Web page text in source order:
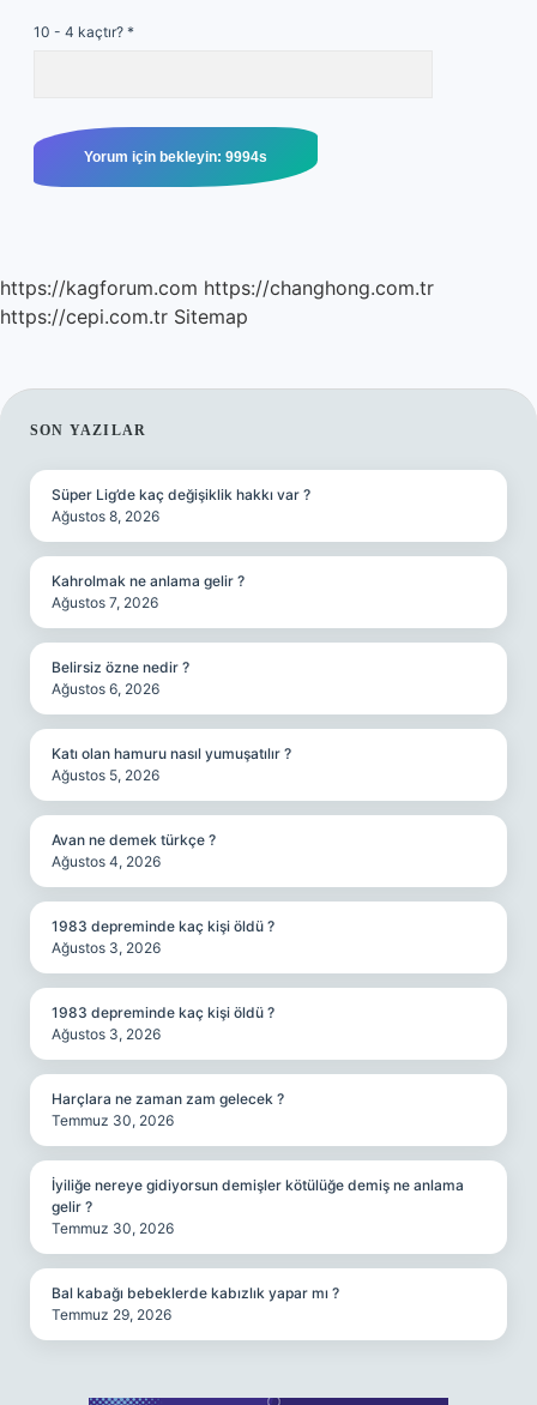
10 - 4 kaçtır? *
https://kagforum.com https://changhong.com.tr
https://cepi.com.tr Sitemap
SIDEBAR
SON YAZILAR
Süper Lig’de kaç değişiklik hakkı var ?
Ağustos 8, 2026
Kahrolmak ne anlama gelir ?
Ağustos 7, 2026
Belirsiz özne nedir ?
Ağustos 6, 2026
Katı olan hamuru nasıl yumuşatılır ?
Ağustos 5, 2026
Avan ne demek türkçe ?
Ağustos 4, 2026
1983 depreminde kaç kişi öldü ?
Ağustos 3, 2026
1983 depreminde kaç kişi öldü ?
Ağustos 3, 2026
Harçlara ne zaman zam gelecek ?
Temmuz 30, 2026
İyiliğe nereye gidiyorsun demişler kötülüğe demiş ne anlama
gelir ?
Temmuz 30, 2026
Bal kabağı bebeklerde kabızlık yapar mı ?
Temmuz 29, 2026